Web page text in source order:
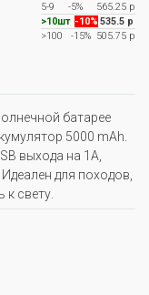
5-9
-5%
565.25 р
>10шт -10% 535.5 р
>100
-15% 505.75 р
батарее
5000 mAh.
выхода на 1А,
для походов,
к свету.